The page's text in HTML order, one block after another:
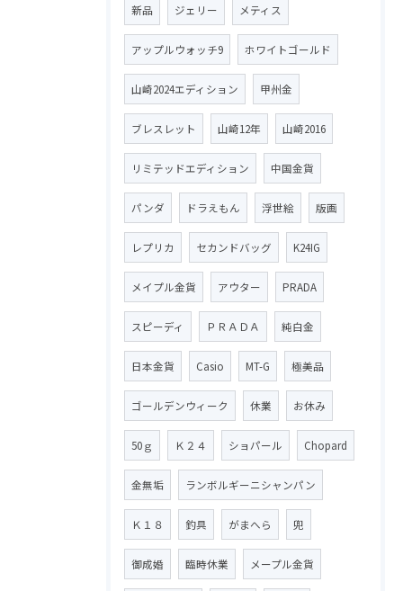
新品 ジェリー メティス
アップルウォッチ9 ホワイトゴールド
山崎2024エディション 甲州金
ブレスレット 山崎12年 山崎2016
リミテッドエディション 中国金貨
パンダ ドラえもん 浮世絵 版画
レプリカ セカンドバッグ K24IG
メイプル金貨 アウター PRADA
スピーディ ＰＲＡＤＡ 純白金
日本金貨 Casio MT-G 極美品
ゴールデンウィーク 休業 お休み
50ｇ Ｋ２４ ショパール Chopard
金無垢 ランボルギーニシャンパン
Ｋ１８ 釣具 がまへら 兜
御成婚 臨時休業 メープル金貨